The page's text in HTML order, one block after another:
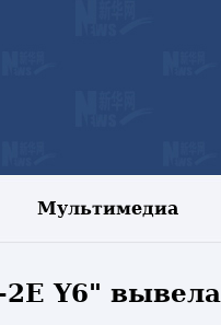
Мультимедиа
Y6"